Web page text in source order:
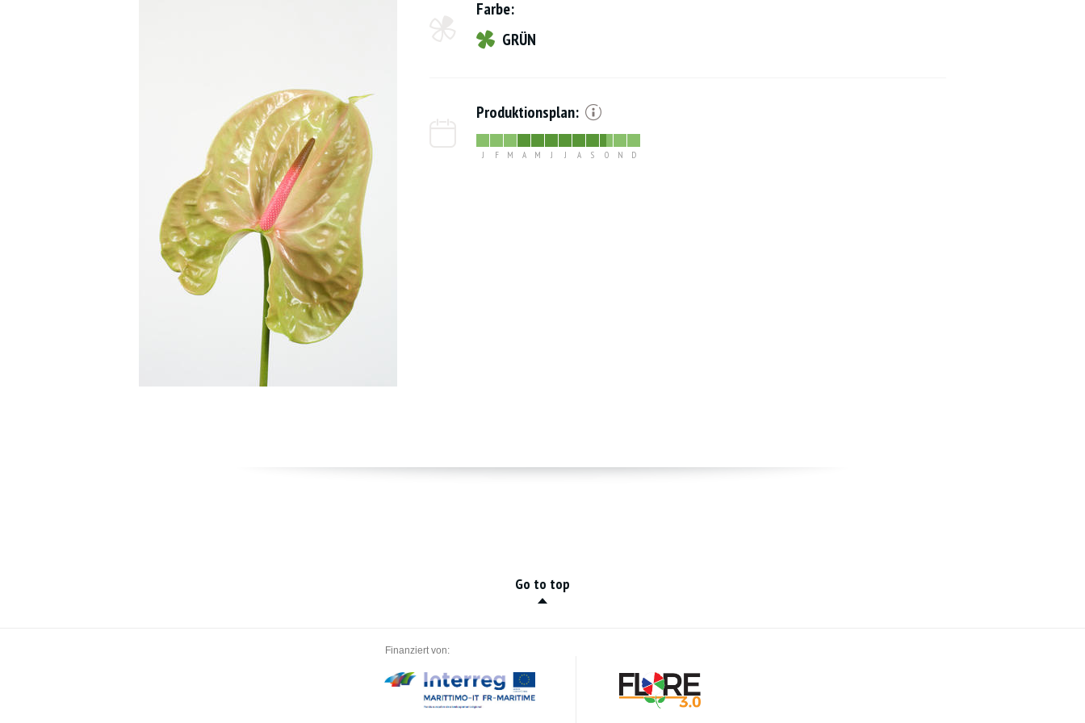
Farbe:
GRÜN
Produktionsplan:
J F M A M J J A S O N D
Go to top
Finanziert von: